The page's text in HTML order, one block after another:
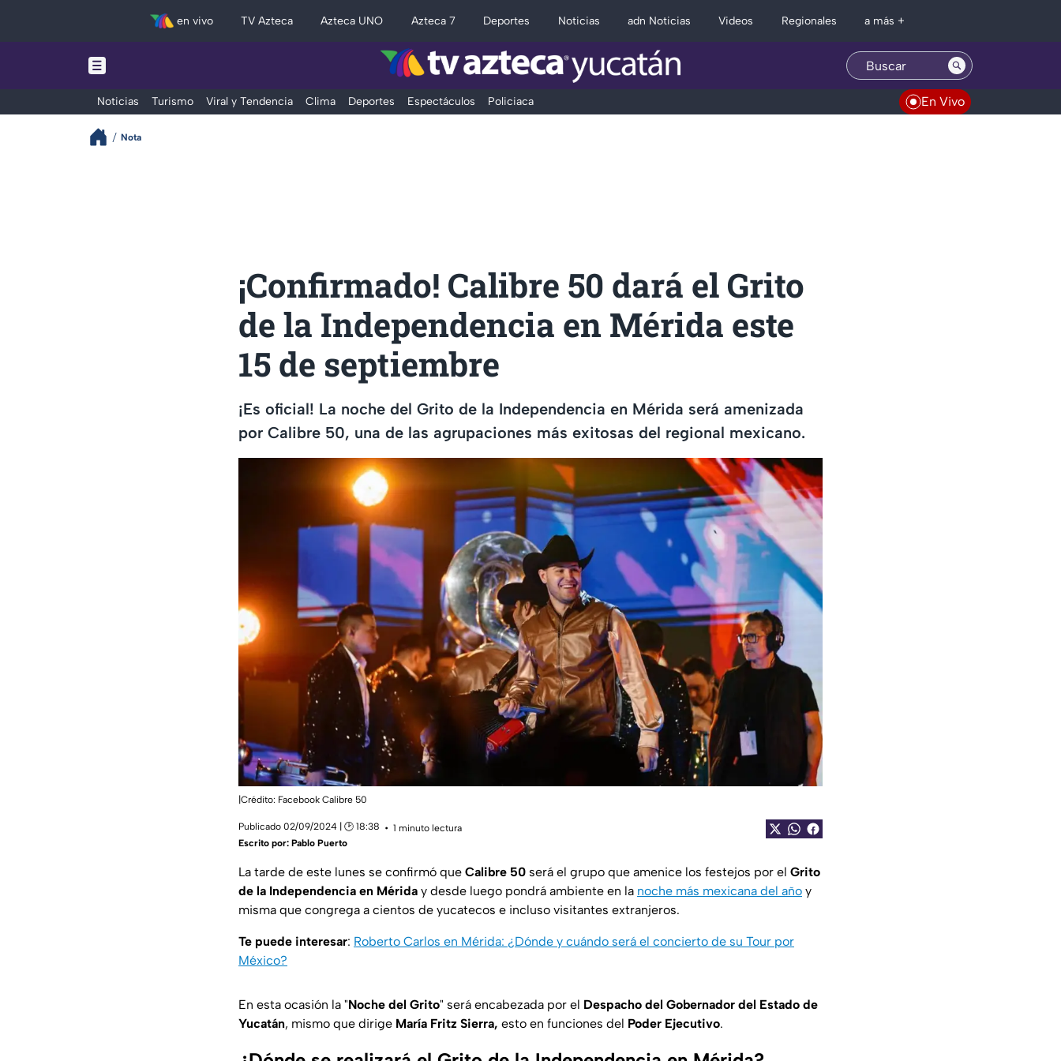
en vivo TV Azteca Azteca UNO Azteca 7 Deportes Noticias adn Noticias Videos Regionales a más +
Noticias Turismo Viral y Tendencia Clima Deportes Espectáculos Policiaca En Vivo
Nota
¡Confirmado! Calibre 50 dará el Grito
de la Independencia en Mérida este
15 de septiembre
¡Es oficial! La noche del Grito de la Independencia en Mérida será amenizada
por Calibre 50, una de las agrupaciones más exitosas del regional mexicano.
|Crédito: Facebook Calibre 50
Publicado 02/09/2024 | 🕑 18:38
1 minuto lectura
Escrito por: Pablo Puerto
La tarde de este lunes se confirmó que Calibre 50 será el grupo que amenice los festejos por el Grito
de la Independencia en Mérida y desde luego pondrá ambiente en la noche más mexicana del año y
misma que congrega a cientos de yucatecos e incluso visitantes extranjeros.
Te puede interesar: Roberto Carlos en Mérida: ¿Dónde y cuándo será el concierto de su Tour por
México?
En esta ocasión la "Noche del Grito" será encabezada por el Despacho del Gobernador del Estado de
Yucatán, mismo que dirige María Fritz Sierra, esto en funciones del Poder Ejecutivo.